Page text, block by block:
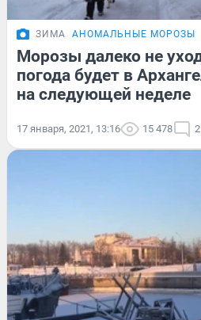
ЗИМА АНОМАЛЬНЫЕ МОРОЗЫ
Морозы далеко не
погода будет в
на следующей неделе
17 января, 2021, 13:16 15 478 2